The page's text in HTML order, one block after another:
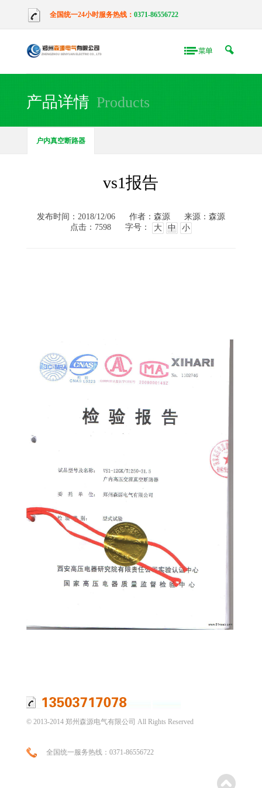
全国统一24小时服务热线： 0371-86556722
产品详情 Products
户内真空断路器
vs1报告
发布时间：2018/12/06 作者：森源
来源：森源
点击：7598
字号： 大 中 小
© 2013-2014 郑州森源电气有限公司 All Rights Reserved
全国统一服务热线：0371-86556722